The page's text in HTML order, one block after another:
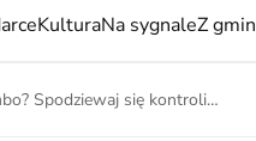
KulturaNa sygnaleZ gmin
Spodziewaj się kontroli…